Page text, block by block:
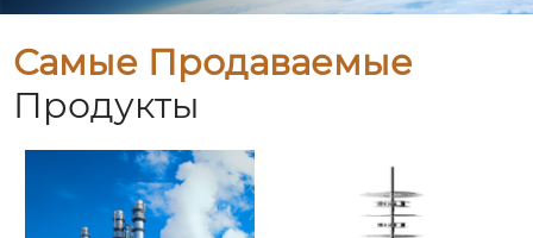
Самые Продаваемые
Продукты